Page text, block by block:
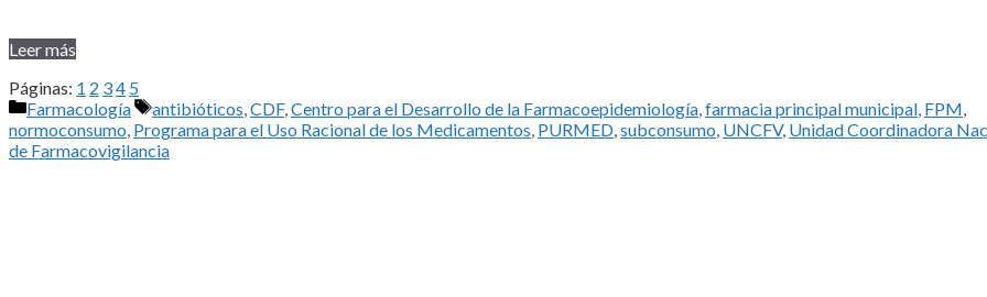
Leer más
Páginas: 1 2 34 5
Categorías
Farmacología Etiquetas
antibióticos,CDF,Centro para el Desarrollo de la Farmacoepidemiología,farmacia principal municipal, FPM,
normoconsumo, Programa para el Uso Racional de los Medicamentos, PURMED,subconsumo, UNCFV, Unidad Coordinadora
de Farmacovigilancia